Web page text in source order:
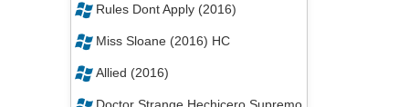
Rules Dont Apply (2016)
Miss Sloane (2016) HC
Allied (2016)